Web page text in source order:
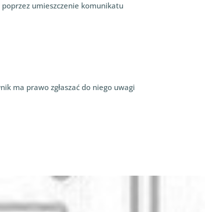
umieszczenie komunikatu
ma prawo zgłaszać do niego uwagi